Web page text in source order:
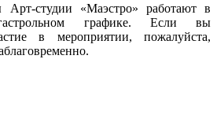
студии «Маэстро» работают в
гастрольном графике. Если вы
в мероприятии, пожалуйста,